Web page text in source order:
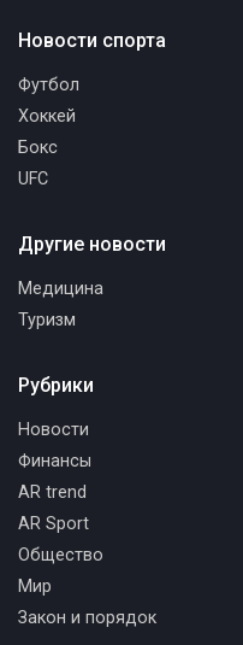
Новости спорта
Футбол
Хоккей
Бокс
UFC
Другие новости
Медицина
Туризм
Рубрики
Новости
Финансы
AR trend
AR Sport
Общество
Мир
Закон и порядок